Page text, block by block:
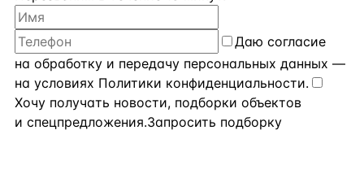
Даю согласие
на обработку и передачу персональных данных —
на условиях Политики конфиденциальности.
Хочу получать новости, подборки объектов
и спецпредложения.Запросить подборку